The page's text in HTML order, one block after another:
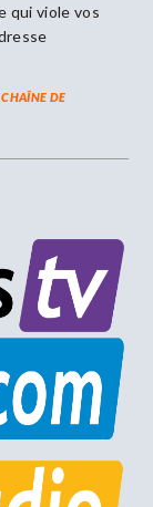
qui viole vos
CHAÎNE DE